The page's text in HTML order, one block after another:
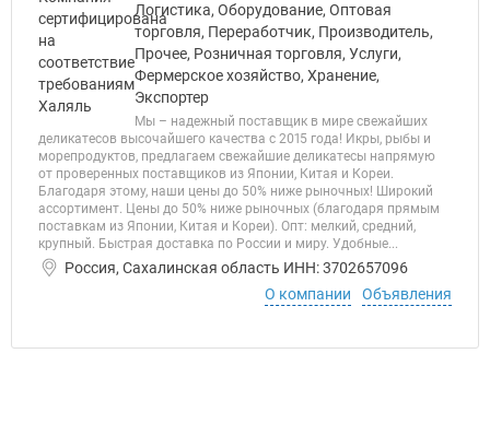
Логистика, Оборудование, Оптовая
торговля, Переработчик, Производитель,
Прочее, Розничная торговля, Услуги,
Фермерское хозяйство, Хранение,
Экспортер
Мы – надежный поставщик в мире свежайших
деликатесов высочайшего качества с 2015 года! Икры, рыбы и
морепродуктов, предлагаем свежайшие деликатесы напрямую
от проверенных поставщиков из Японии, Китая и Кореи.
Благодаря этому, наши цены до 50% ниже рыночных! Широкий
ассортимент. Цены до 50% ниже рыночных (благодаря прямым
поставкам из Японии, Китая и Кореи). Опт: мелкий, средний,
крупный. Быстрая доставка по России и миру. Удобные...
Россия, Сахалинская область ИНН: 3702657096
О компании
Объявления